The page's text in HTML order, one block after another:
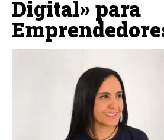
Digital» para